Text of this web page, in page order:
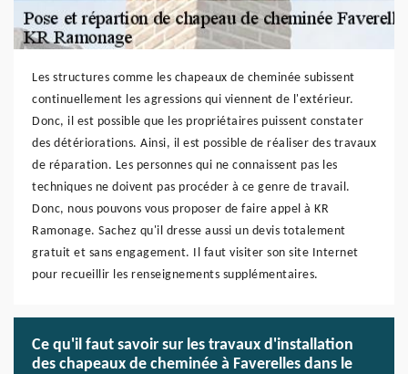
Les structures comme les chapeaux de cheminée subissent
continuellement les agressions qui viennent de l'extérieur.
Donc, il est possible que les propriétaires puissent constater
des détériorations. Ainsi, il est possible de réaliser des travaux
de réparation. Les personnes qui ne connaissent pas les
techniques ne doivent pas procéder à ce genre de travail.
Donc, nous pouvons vous proposer de faire appel à KR
Ramonage. Sachez qu'il dresse aussi un devis totalement
gratuit et sans engagement. Il faut visiter son site Internet
pour recueillir les renseignements supplémentaires.
Ce qu'il faut savoir sur les travaux d'installation
des chapeaux de cheminée à Faverelles dans le